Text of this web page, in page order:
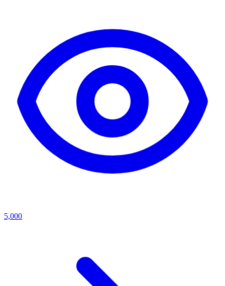
5,000